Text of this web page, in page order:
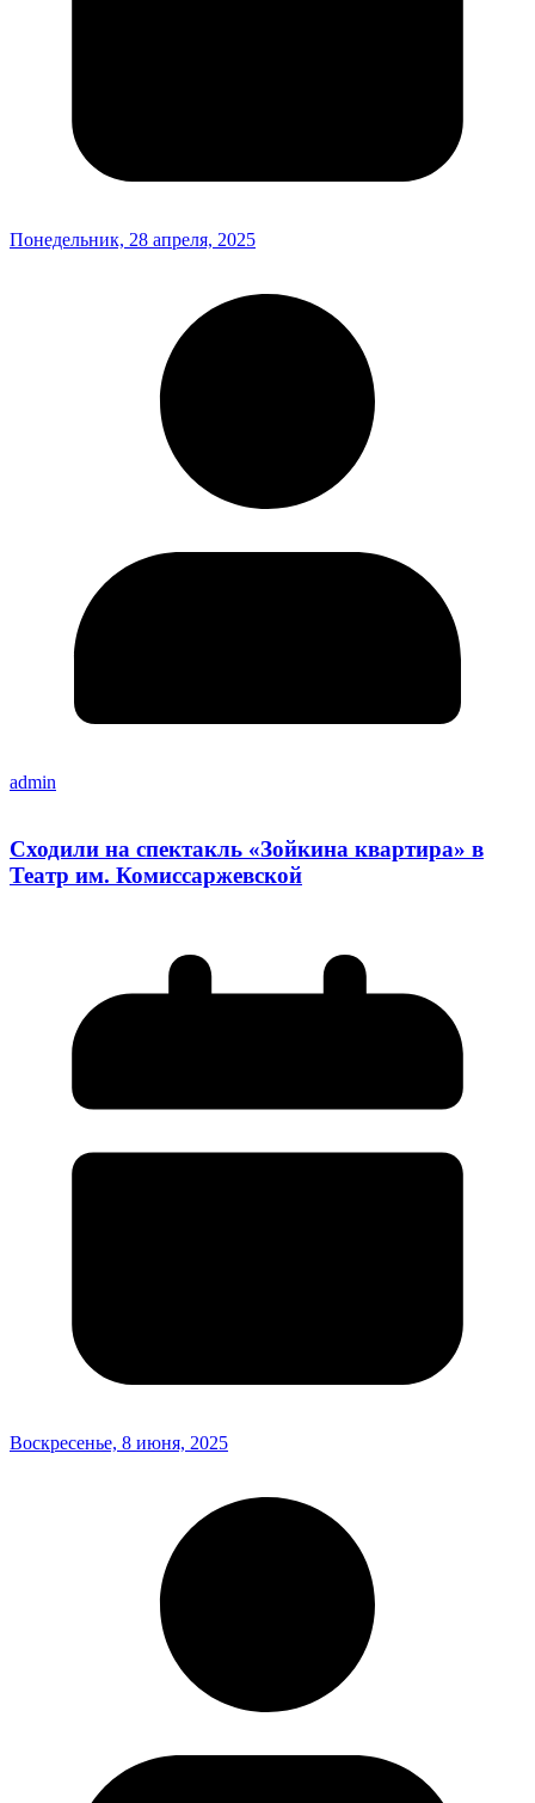
Понедельник, 28 апреля, 2025
admin
Сходили на спектакль «Зойкина квартира» в
Театр им. Комиссаржевской
Воскресенье, 8 июня, 2025